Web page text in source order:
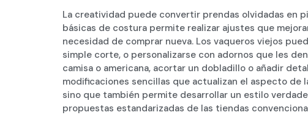
La creatividad puede convertir prendas olvidadas en
básicas de costura permite realizar ajustes que
necesidad de comprar nueva. Los vaqueros viejos
simple corte, o personalizarse con adornos que les
camisa o americana, acortar un dobladillo o añadir
modificaciones sencillas que actualizan el aspecto de
sino que también permite desarrollar un estilo
propuestas estandarizadas de las tiendas